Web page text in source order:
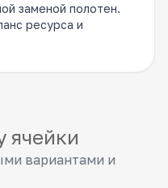
заменой полотен.
ресурса и
ячейки
вариантами и